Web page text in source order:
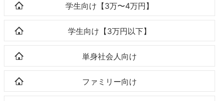
学生向け【3万〜4万円】
学生向け【3万円以下】
単身社会人向け
ファミリー向け